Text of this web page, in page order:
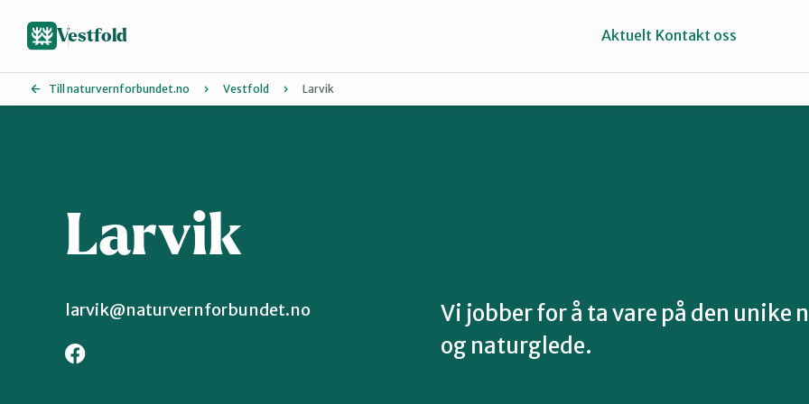
hovedinnhold
Sandefjord
Vestfold Aktuelt Kontakt oss
Till naturvernforbundet.no Vestfold Larvik
Larvik
larvik@naturvernforbundet.no
Vi jobber for å ta vare på den unike
og naturglede.